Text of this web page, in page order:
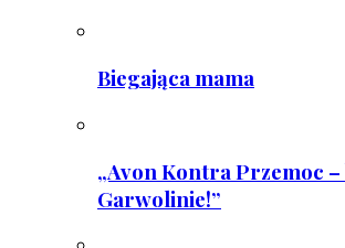
Biegająca mama
„Avon Kontra Przemoc
Garwolinie!”